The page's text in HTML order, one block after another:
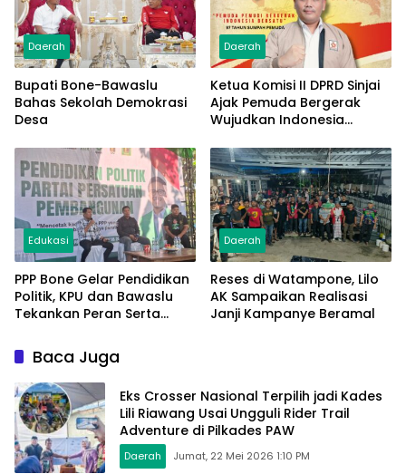
Daerah
Bupati Bone-Bawaslu
Bahas Sekolah Demokrasi
Desa
Daerah
Ketua Komisi II DPRD Sinjai
Ajak Pemuda Bergerak
Wujudkan Indonesia
Sumpah Pemuda
Edukasi
PPP Bone Gelar Pendidikan
Politik, KPU dan Bawaslu
Tekankan Peran Serta
Demokrasi
Daerah
Reses di Watampone, Lilo
AK Sampaikan Realisasi
Janji Kampanye Beramal
Baca Juga
Eks Crosser Nasional Terpilih jadi Kades
Lili Riawang Usai Ungguli Rider Trail
Adventure di Pilkades PAW
Daerah Jumat, 22 Mei 2026 1:10 PM